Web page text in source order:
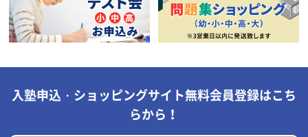
入塾申込・ショッピングサイト無料会員登録はこち
らから！